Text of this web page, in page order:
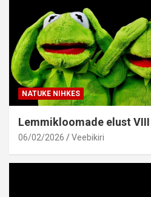
NATUKE NIHKES
Lemmikloomade elust VIII
06/02/2026 Veebikiri